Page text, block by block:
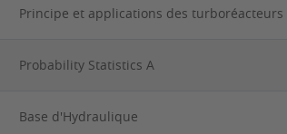
Principe et applications des turboréacteurs
Probability Statistics A
Base d'Hydraulique